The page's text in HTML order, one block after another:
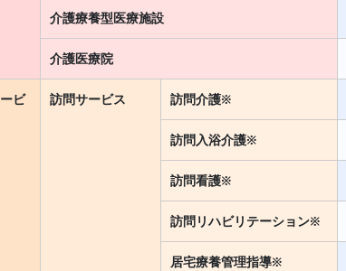
介護療養型医療施設
介護医療院
ビ
訪問サービス 訪問介護※
訪問入浴介護※
訪問看護※
訪問リハビリテーション※
居宅療養管理指導※